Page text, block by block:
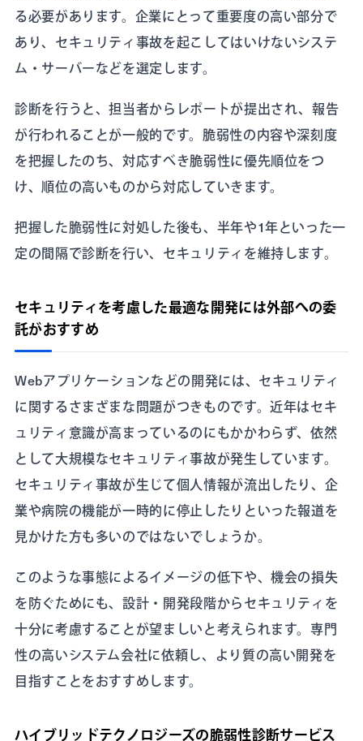
る必要があります。企業にとって重要度の高い部分で
あり、セキュリティ事故を起こしてはいけないシステ
ム・サーバーなどを選定します。
診断を行うと、担当者からレポートが提出され、報告
が行われることが一般的です。脆弱性の内容や深刻度
を把握したのち、対応すべき脆弱性に優先順位をつ
け、順位の高いものから対応していきます。
把握した脆弱性に対処した後も、半年や1年といった一
定の間隔で診断を行い、セキュリティを維持します。
セキュリティを考慮した最適な開発には外部への委
託がおすすめ
Webアプリケーションなどの開発には、セキュリティ
に関するさまざまな問題がつきものです。近年はセキ
ュリティ意識が高まっているのにもかかわらず、依然
として大規模なセキュリティ事故が発生しています。
セキュリティ事故が生じて個人情報が流出したり、企
業や病院の機能が一時的に停止したりといった報道を
見かけた方も多いのではないでしょうか。
このような事態によるイメージの低下や、機会の損失
を防ぐためにも、設計・開発段階からセキュリティを
十分に考慮することが望ましいと考えられます。専門
性の高いシステム会社に依頼し、より質の高い開発を
目指すことをおすすめします。
ハイブリッドテクノロジーズの脆弱性診断サービス